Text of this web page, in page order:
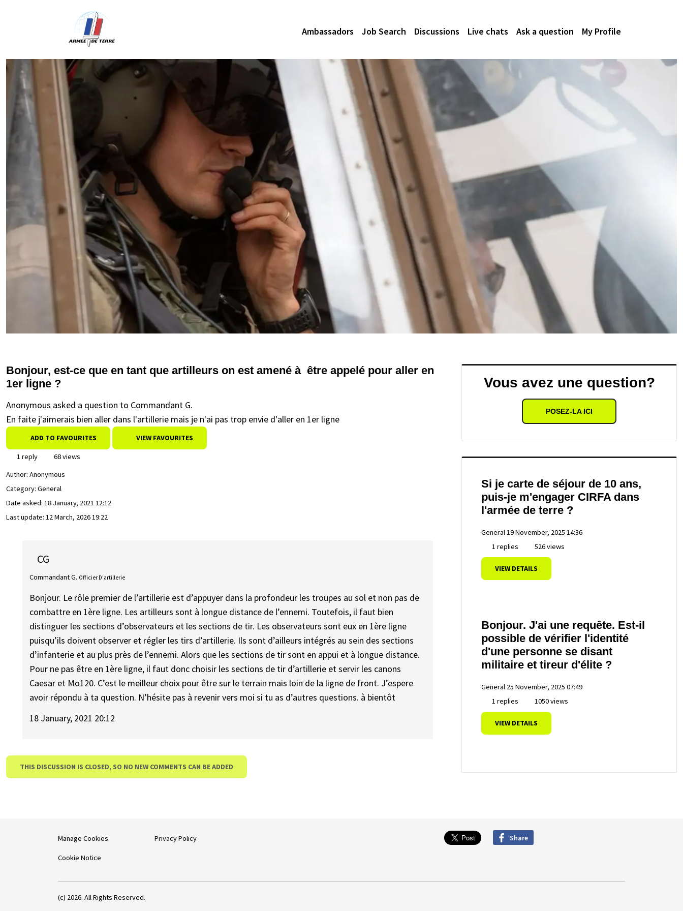
Ambassadors Job Search Discussions Live chats Ask a question My Profile
Bonjour, est-ce que en tant que artilleurs on est amené à être appelé pour aller en
1er ligne ?
Anonymous asked a question to Commandant G.
En faite j'aimerais bien aller dans l'artillerie mais je n'ai pas trop envie d'aller en 1er ligne
ADD TO FAVOURITES VIEW FAVOURITES
1 reply
68 views
Author: Anonymous
Category: General
Date asked: 18 January, 2021 12:12
Last update: 12 March, 2026 19:22
CG
Commandant G. Officier D'artillerie
Bonjour. Le rôle premier de l’artillerie est d’appuyer dans la profondeur les troupes au sol et non pas de
combattre en 1ère ligne. Les artilleurs sont à longue distance de l’ennemi. Toutefois, il faut bien
distinguer les sections d’observateurs et les sections de tir. Les observateurs sont eux en 1ère ligne
puisqu’ils doivent observer et régler les tirs d’artillerie. Ils sont d’ailleurs intégrés au sein des sections
d’infanterie et au plus près de l’ennemi. Alors que les sections de tir sont en appui et à longue distance.
Pour ne pas être en 1ère ligne, il faut donc choisir les sections de tir d’artillerie et servir les canons
Caesar et Mo120. C’est le meilleur choix pour être sur le terrain mais loin de la ligne de front. J’espere
avoir répondu à ta question. N’hésite pas à revenir vers moi si tu as d’autres questions. à bientôt
18 January, 2021 20:12
THIS DISCUSSION IS CLOSED, SO NO NEW COMMENTS CAN BE ADDED
Vous avez une question?
POSEZ-LA ICI
Si je carte de séjour de 10 ans,
puis-je m'engager CIRFA dans
l'armée de terre ?
General19 November, 2025 14:36
1 replies
526 views
VIEW DETAILS
Bonjour. J'ai une requête. Est-il
possible de vérifier l'identité
d'une personne se disant
militaire et tireur d'élite ?
General 25 November, 2025 07:49
1 replies
1050 views
VIEW DETAILS
Manage Cookies
Cookie Notice
Privacy Policy Share
(c) 2026. All Rights Reserved.